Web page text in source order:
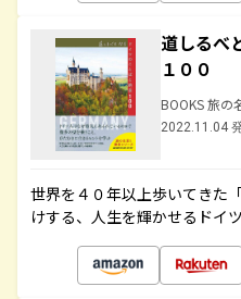
道しるべ
１００
BOOKS 旅の
2022.11.04
世界を４０年以上歩いてきた
けする、人生を輝かせるドイ